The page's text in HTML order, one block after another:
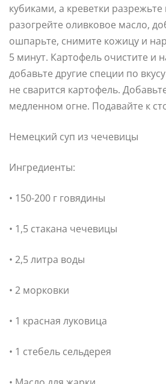
кубиками, а креветки
разогрейте оливковое масло,
ошпарьте, снимите кожицу и
5 минут. Картофель очистите и
добавьте другие специи по
не сварится картофель.
медленном огне. Подавайте к
Немецкий суп из чечевицы
Ингредиенты:
• 150-200 г говядины
• 1,5 стакана чечевицы
• 2,5 литра воды
• 2 морковки
• 1 красная луковица
• 1 стебель сельдерея